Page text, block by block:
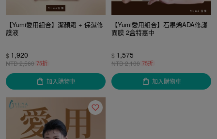
【Yumi愛用組合】潔顏霜 + 保濕修
護液
$ 1,920
NTD2,560 75折
加入購物車
【Yumi愛用組合】石墨烯ADA修護
面膜 2盒特惠中
$ 1,575
NTD2,100 75折
加入購物車